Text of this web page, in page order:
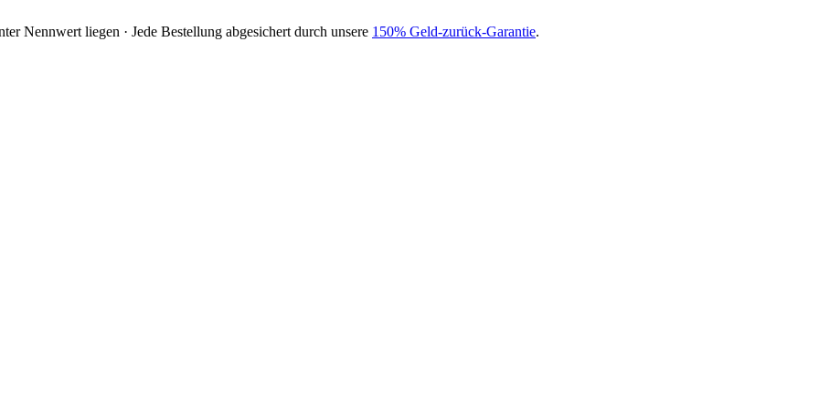
Nennwert liegen · Jede Bestellung abgesichert durch unsere 150% Geld-zurück-Garantie.